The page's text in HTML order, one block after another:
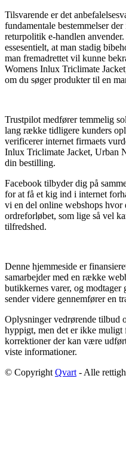
Tilsvarende er det
fundamentale bestemmelser
returpolitik e-handlen
essesentielt, at man stadig
man fremadrettet vil kunne
Womens Inlux Triclimate
om du søger produkter til en
Trustpilot medfører temmelig
lang række tidligere kunders
verificerer internet firmaets
Inlux Triclimate Jacket, Urban
din bestilling.
Facebook tilbyder dig på
for at få et kig ind i internet
vi en del online webshops hvor
ordreforløbet, som lige så vel
tilfredshed.
Denne hjemmeside er
samarbejder med en række
butikkernes varer, og
sender videre gennemfører en
Oplysninger vedrørende tilbud
hyppigt, men det er ikke muligt
korrektioner der kan være
viste informationer.
© Copyright Qvart - Alle